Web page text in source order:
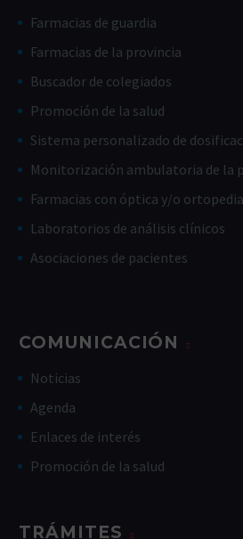
Farmacias de guardia
Farmacias de la provincia
Buscador de colegiados
Promoción de la salud
Sistema personalizado de
Monitorización ambulatoria de la
Farmacias con óptica y/o ortopedia
Laboratorios de análisis clínicos
Asociaciones de pacientes
COMUNICACIÓN
Noticias
Agenda
Enlaces de interés
Promoción de la salud
TRÁMITES